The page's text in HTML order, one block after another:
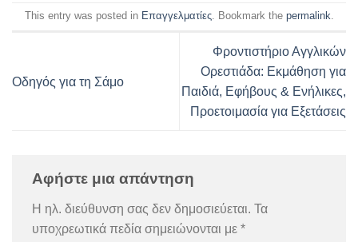
This entry was posted in Επαγγελματίες. Bookmark the permalink.
Οδηγός για τη Σάμο
Φροντιστήριο Αγγλικών
Ορεστιάδα: Εκμάθηση για
Παιδιά, Εφήβους & Ενήλικες,
Προετοιμασία για Εξετάσεις
Αφήστε μια απάντηση
Η ηλ. διεύθυνση σας δεν δημοσιεύεται. Τα
υποχρεωτικά πεδία σημειώνονται με *